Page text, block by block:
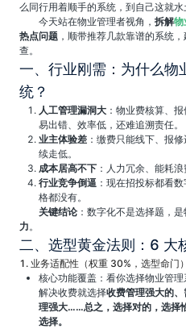
么同行用着顺手的系统，到自己这就水
今天站在物业管理者视角， 拆解物
热点问题 ，顺带推荐几款靠谱的系统
查。
一、行业刚需：为什么物
统？
人工管理漏洞大 ：物业费核算、
易出错、效率低，还难追溯责任。
业主体验差 ：缴费只能线下、报
续走低。
成本居高不下 ：人力冗余、能耗
行业竞争倒逼 ：现在招投标都看
格都没有。
关键结论 ：数字化不是选择题，
力。
二、选型黄金法则：6 大
1. 业务适配性（权重 30%，选型命门）
核心功能覆盖：看你选择物业管
解决收费就选择收费管理强大的
理强大……总之，选择对的，选择
选择。